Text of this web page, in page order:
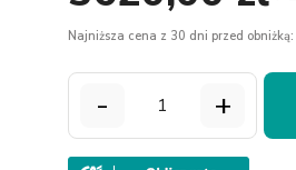
Najniższa cena z 30 dni przed
- +